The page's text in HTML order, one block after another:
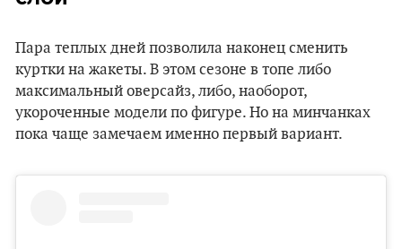
Пара теплых дней позволила наконец сменить
куртки на жакеты. В этом сезоне в топе либо
максимальный оверсайз, либо, наоборот,
укороченные модели по фигуре. Но на минчанках
пока чаще замечаем именно первый вариант.